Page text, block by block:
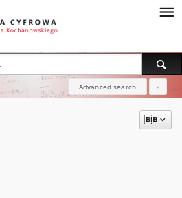
Advanced search ?